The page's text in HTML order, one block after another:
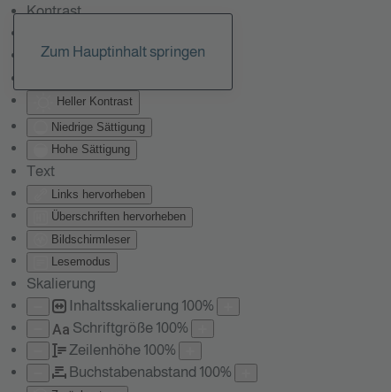
Kontrast
Monochrom
Heller Kontrast
Niedrige Sättigung
Hohe Sättigung
Text
Links hervorheben
Überschriften hervorheben
Bildschirmleser
Lesemodus
Skalierung
Inhaltsskalierung 100%
Aa Schriftgröße 100%
Zeilenhöhe 100%
Buchstabenabstand 100%
Zum Hauptinhalt springen